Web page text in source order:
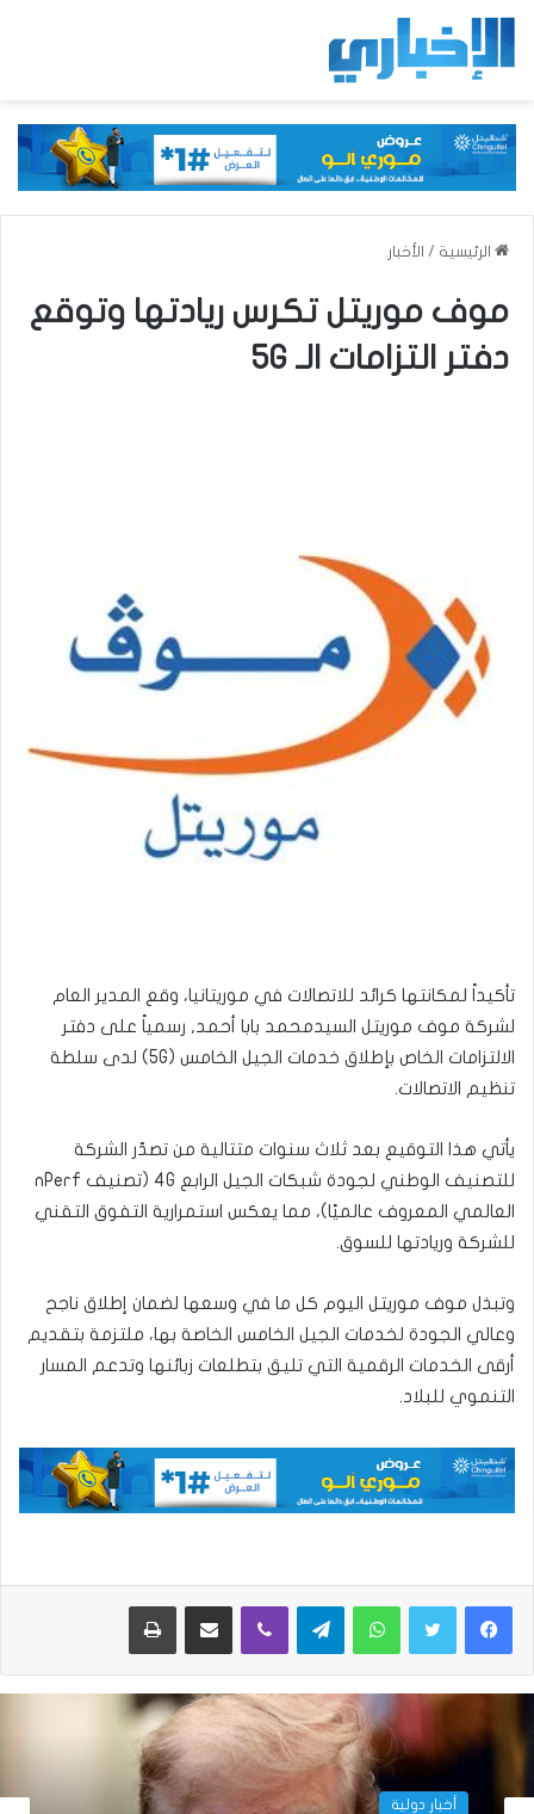
الرئيسية / الأخبار
موف موريتل تكرس ريادتها وتوقع
دفتر التزامات الـ 5G
تأكيداً لمكانتها كرائد للاتصالات في موريتانيا، وقع المدير العام
لشركة موف موريتل السيدمحمد بابا أحمد, رسمياً على دفتر
الالتزامات الخاص بإطلاق خدمات الجيل الخامس (5G) لدى سلطة
تنظيم الاتصالات.
يأتي هذا التوقيع بعد ثلاث سنوات متتالية من تصدّر الشركة
للتصنيف الوطني لجودة شبكات الجيل الرابع 4G (تصنيف nPerf
العالمي المعروف عالميًا)، مما يعكس استمرارية التفوق التقني
للشركة وريادتها للسوق.
وتبذل موف موريتل اليوم كل ما في وسعها لضمان إطلاق ناجح
وعالي الجودة لخدمات الجيل الخامس الخاصة بها، ملتزمة بتقديم
أرقى الخدمات الرقمية التي تليق بتطلعات زبائنها وتدعم المسار
التنموي للبلاد.
واتساب تيلقرام ڤايبر مشاركة عبر البريد طباعة
أخبار دولية